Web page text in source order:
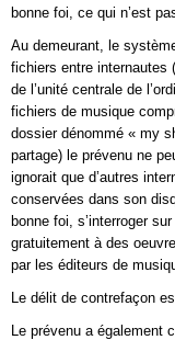
bonne foi, ce qui n’est
Au demeurant, le
fichiers entre internautes
de l’unité centrale de
fichiers de musique
dossier dénommé « my
partage) le prévenu ne
ignorait que d’autres
conservées dans son
bonne foi, s’interroger
gratuitement à des
par les éditeurs de
Le délit de contrefaçon
Le prévenu a également